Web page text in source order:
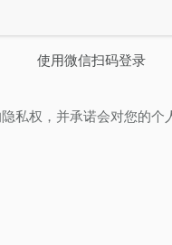
使用微信扫码登录
私权，并承诺会对您的个